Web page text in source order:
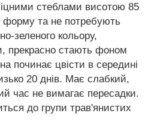
стеблами висотою 85
та не потребують
зеленого кольору,
прекрасно стають фоном
починає цвісти в середині
20 днів. Має слабкий,
час не вимагає пересадки.
до групи трав'янистих